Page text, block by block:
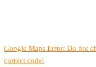
Google Maps Error: Do not
correct code!